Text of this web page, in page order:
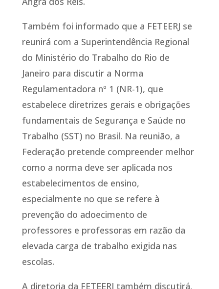
Também foi informado que a FETEERJ se
reunirá com a Superintendência Regional
do Ministério do Trabalho do Rio de
Janeiro para discutir a Norma
Regulamentadora nº 1 (NR-1), que
estabelece diretrizes gerais e obrigações
fundamentais de Segurança e Saúde no
Trabalho (SST) no Brasil. Na reunião, a
Federação pretende compreender melhor
como a norma deve ser aplicada nos
estabelecimentos de ensino,
especialmente no que se refere à
prevenção do adoecimento de
professores e professoras em razão da
elevada carga de trabalho exigida nas
escolas.
A diretoria da FETEERJ também discutirá,